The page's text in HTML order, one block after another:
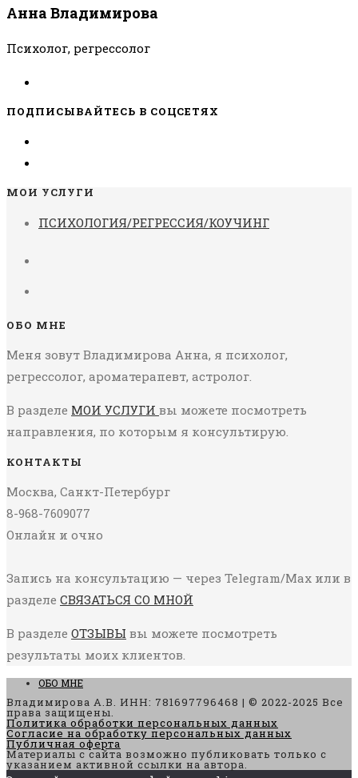
Анна Владимирова
Психолог, регрессолог
ПОДПИСЫВАЙТЕСЬ В СОЦСЕТЯХ
МОИ УСЛУГИ
ПСИХОЛОГИЯ/РЕГРЕССИЯ/КОУЧИНГ
ОБО МНЕ
Меня зовут Владимирова Анна, я психолог,
регрессолог, ароматерапевт, астролог.
В разделе МОИ УСЛУГИ вы можете посмотреть
направления, по которым я консультирую.
КОНТАКТЫ
Москва, Санкт-Петербург
8-968-7609077
Онлайн и очно
Запись на консультацию — через Telegram/Max или в
разделе СВЯЗАТЬСЯ СО МНОЙ
В разделе ОТЗЫВЫ вы можете посмотреть
результаты моих клиентов.
ОБО МНЕ
Владимирова А.В. ИНН: 781697796468 | © 2022-2025 Все
права защищены.
Политика обработки персональных данных
Согласие на обработку персональных данных
Публичная оферта
Материалы с сайта возможно публиковать только с
указанием активной ссылки на автора.